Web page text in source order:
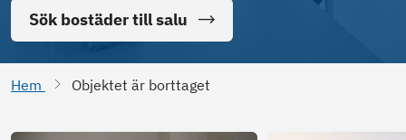
Sök bostäder till salu
Hem Objektet är borttaget